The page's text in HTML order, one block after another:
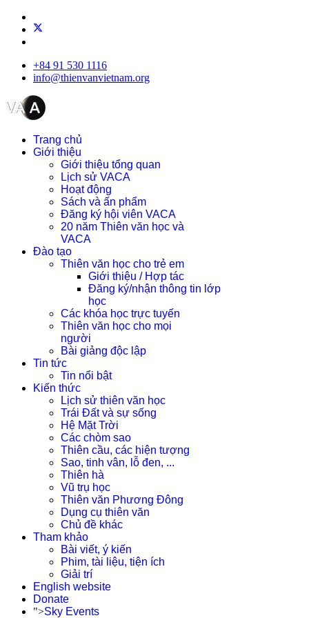
+84 91 530 1116
info@thienvanvietnam.org
Trang chủ
Giới thiệu
Giới thiệu tổng quan
Lịch sử VACA
Hoạt động
Sách và ấn phẩm
Đăng ký hội viên VACA
20 năm Thiên văn học và
VACA
Đào tạo
Thiên văn học cho trẻ em
Giới thiệu / Hợp tác
Đăng ký/nhận thông tin lớp
học
Các khóa học trực tuyến
Thiên văn học cho mọi
người
Bài giảng độc lập
Tin tức
Tin nổi bật
Kiến thức
Lịch sử thiên văn học
Trái Đất và sự sống
Hệ Mặt Trời
Các chòm sao
Thiên cầu, các hiện tượng
Sao, tinh vân, lỗ đen, ...
Thiên hà
Vũ trụ học
Thiên văn Phương Đông
Dụng cụ thiên văn
Chủ đề khác
Tham khảo
Bài viết, ý kiến
Phim, tài liệu, tiện ích
Giải trí
English website
Donate
">Sky Events